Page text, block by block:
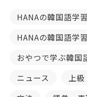
HANAの韓国語学
HANAの韓国語学
おやつで学ぶ韓国
ニュース
上級